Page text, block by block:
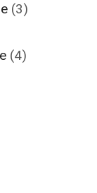
(3)
(4)